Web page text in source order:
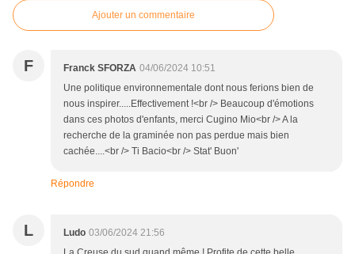
Ajouter un commentaire
F Franck SFORZA 04/06/2024 10:51
Une politique environnementale dont nous ferions bien de
nous inspirer.....Effectivement !<br /> Beaucoup d'émotions
dans ces photos d'enfants, merci Cugino Mio<br /> A la
recherche de la graminée non pas perdue mais bien
cachée....<br /> Ti Bacio<br /> Stat' Buon'
Répondre
L Ludo 03/06/2024 21:56